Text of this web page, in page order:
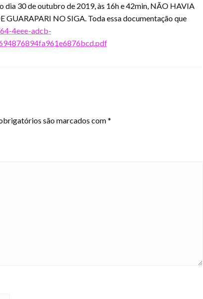
30 de outubro de 2019, às 16h e 42min, NÃO HAVIA
NO SIGA. Toda essa documentação que
4eee-adcb-
são marcados com*